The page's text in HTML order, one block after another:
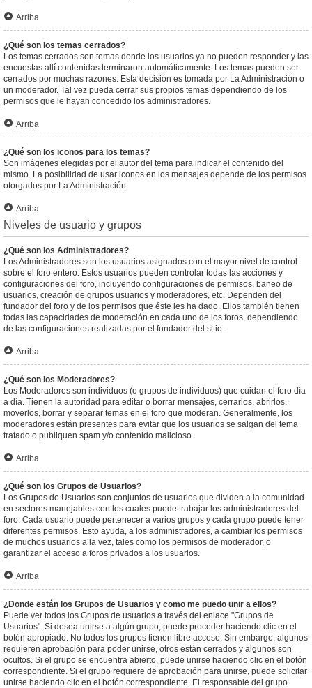
Arriba
¿Qué son los temas cerrados?
Los temas cerrados son temas donde los usuarios ya no pueden responder y las
encuestas allí contenidas terminaron automáticamente. Los temas pueden ser
cerrados por muchas razones. Esta decisión es tomada por La Administración o
un moderador. Tal vez pueda cerrar sus propios temas dependiendo de los
permisos que le hayan concedido los administradores.
Arriba
¿Qué son los iconos para los temas?
Son imágenes elegidas por el autor del tema para indicar el contenido del
mismo. La posibilidad de usar iconos en los mensajes depende de los permisos
otorgados por La Administración.
Arriba
Niveles de usuario y grupos
¿Qué son los Administradores?
Los Administradores son los usuarios asignados con el mayor nivel de control
sobre el foro entero. Estos usuarios pueden controlar todas las acciones y
configuraciones del foro, incluyendo configuraciones de permisos, baneo de
usuarios, creación de grupos usuarios y moderadores, etc. Dependen del
fundador del foro y de los permisos que éste les ha dado. Ellos también tienen
todas las capacidades de moderación en cada uno de los foros, dependiendo
de las configuraciones realizadas por el fundador del sitio.
Arriba
¿Qué son los Moderadores?
Los Moderadores son individuos (o grupos de individuos) que cuidan el foro día
a día. Tienen la autoridad para editar o borrar mensajes, cerrarlos, abrirlos,
moverlos, borrar y separar temas en el foro que moderan. Generalmente, los
moderadores están presentes para evitar que los usuarios se salgan del tema
tratado o publiquen spam y/o contenido malicioso.
Arriba
¿Qué son los Grupos de Usuarios?
Los Grupos de Usuarios son conjuntos de usuarios que dividen a la comunidad
en sectores manejables con los cuales puede trabajar los administradores del
foro. Cada usuario puede pertenecer a varios grupos y cada grupo puede tener
diferentes permisos. Esto ayuda, a los administradores, a cambiar los permisos
de muchos usuarios a la vez, tales como los permisos de moderador, o
garantizar el acceso a foros privados a los usuarios.
Arriba
¿Donde están los Grupos de Usuarios y como me puedo unir a ellos?
Puede ver todos los Grupos de usuarios a través del enlace "Grupos de
Usuarios". Si desea unirse a algún grupo, puede proceder haciendo clic en el
botón apropiado. No todos los grupos tienen libre acceso. Sin embargo, algunos
requieren aprobación para poder unirse, otros están cerrados y algunos son
ocultos. Si el grupo se encuentra abierto, puede unirse haciendo clic en el botón
correspondiente. Si el grupo requiere de aprobación para unirse, puede solicitar
unirse haciendo clic en el botón correspondiente. El responsable del grupo